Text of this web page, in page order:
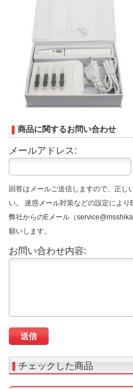
商品に関するお問い合わせ
メールアドレス:
回答はメールご送信しますので、正し
い。 迷惑メール対策などの設定により
弊社からのEメール（
願いします。
お問い合わせ内容:
チェックした商品